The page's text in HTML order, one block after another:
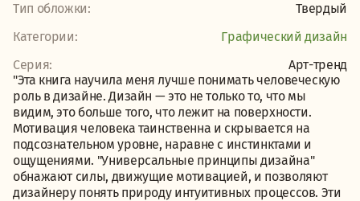
Тип обложки:
Твердый
Категории:
Графический дизайн
Серия:
Арт-тренд
"Эта книга научила меня лучше понимать человеческую
роль в дизайне. Дизайн — это не только то, что мы
видим, это больше того, что лежит на поверхности.
Мотивация человека таинственна и скрывается на
подсознательном уровне, наравне с инстинктами и
ощущениями. "Универсальные принципы дизайна"
обнажают силы, движущие мотивацией, и позволяют
дизайнеру понять природу интуитивных процессов. Эти